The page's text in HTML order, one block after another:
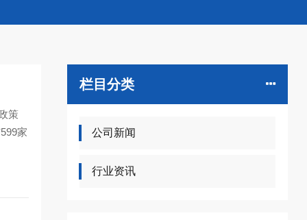
策
家
栏目分类
公司新闻
行业资讯